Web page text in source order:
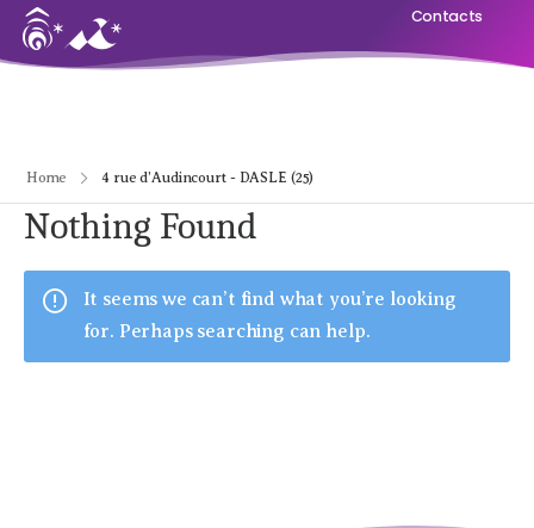
Contacts
Home 4 rue d’Audincourt - DASLE (25)
Nothing Found
It seems we can’t find what you’re looking
for. Perhaps searching can help.